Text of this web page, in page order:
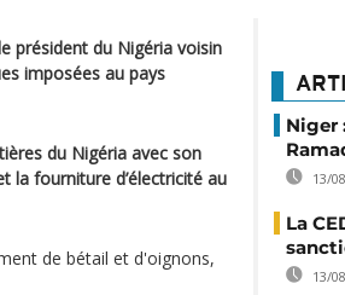
président du Nigéria voisin
imposées au pays
du Nigéria avec son
la fourniture d’électricité au
de bétail et d'oignons,
Niger
13/
La
13/